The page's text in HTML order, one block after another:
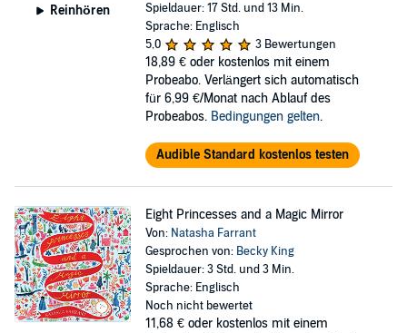
Reinhören
Spieldauer: 17 Std. und 13 Min.
Sprache: Englisch
5,0
3 Bewertungen
18,89 € oder kostenlos mit einem
Probeabo. Verlängert sich automatisch
für 6,99 €/Monat nach Ablauf des
Probeabos. Bedingungen gelten.
Audible Standard kostenlos testen
Eight Princesses and a Magic Mirror
Von: Natasha Farrant
Gesprochen von: Becky King
Spieldauer: 3 Std. und 3 Min.
Sprache: Englisch
Noch nicht bewertet
11,68 € oder kostenlos mit einem